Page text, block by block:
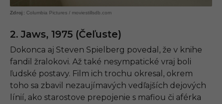
Columbia Pictures / moviestillsdb.com
2. Jaws, 1975 (Čeľuste)
Dokonca aj Steven Spielberg povedal, že v knihe
fandil žralokovi. Až také nesympatické vraj boli
ľudské postavy. Film ich trochu okresal, okrem
toho sa zbavil nezaujímavých vedľajších dejových
línií, ako starostove prepojenie s mafiou či aférka